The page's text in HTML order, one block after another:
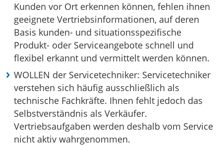
Kunden vor Ort erkennen können, fehlen ihnen
geeignete Vertriebsinformationen, auf deren
Basis kunden- und situationsspezifische
Produkt- oder Serviceangebote schnell und
flexibel erkannt und vermittelt werden können.
WOLLEN der Servicetechniker: Servicetechniker
verstehen sich häufig ausschließlich als
technische Fachkräfte. Ihnen fehlt jedoch das
Selbstverständnis als Verkäufer.
Vertriebsaufgaben werden deshalb vom Service
nicht aktiv wahrgenommen.